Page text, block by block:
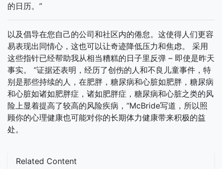
的日历。“
以及倡导在您自己的公司和社区内的倦怠。这使得人们更容
易表现出同情心，这也可以让奇迹降低压力和焦虑。 采用
这些指针已经帮助我从相当糟糕的日子里反弹 – 即使是昨天
事实。 “证据还表明，经历了创伤的人和不良儿童事件，特
别是那些持续的人，在肥胖，糖尿病和心脏如肥胖，糖尿病
和心脏如诸如肥胖症，诸如肥胖症，糖尿病和心脏之类的风
险上显着提高了较高的风险疾病，“McBride写道，所以照
顾你的心理健康也可能对你的长期体力健康带来积极的益
处。
Related Content